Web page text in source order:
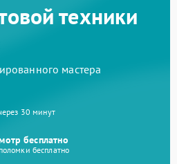
техники
мастера
30 минут
бесплатно
бесплатно